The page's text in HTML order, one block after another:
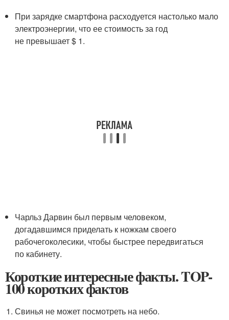
При зарядке смартфона расходуется настолько мало
электроэнергии, что ее стоимость за год
не превышает $ 1.
Чарльз Дарвин был первым человеком,
догадавшимся приделать к ножкам своего
рабочегоколесики, чтобы быстрее передвигаться
по кабинету.
Короткие интересные факты. TOP-
100 коротких фактов
Свинья не может посмотреть на небо.